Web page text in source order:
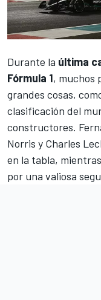
Durante la última
Fórmula 1, muchos
grandes cosas,
clasificación del
constructores.
Norris y Charles
en la tabla,
por una valiosa